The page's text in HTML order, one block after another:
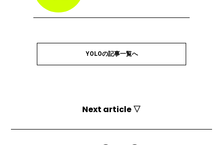
YOLOの記事一覧へ
Next article ▽